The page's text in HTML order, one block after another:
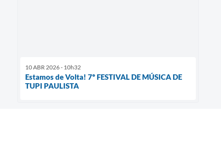
10 ABR 2026 - 10h32
Estamos de Volta! 7º FESTIVAL DE MÚSICA DE
TUPI PAULISTA